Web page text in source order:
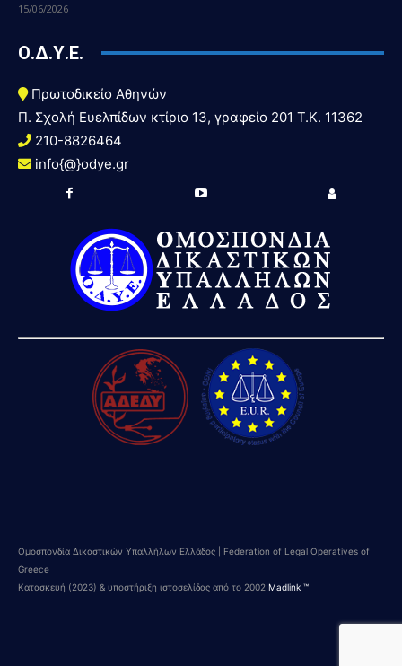
15/06/2026
Ο.Δ.Υ.Ε.
Πρωτοδικείο Αθηνών
Π. Σχολή Ευελπίδων κτίριο 13, γραφείο 201 T.K. 11362
210-8826464
info{@}odye.gr
Ομοσπονδία Δικαστικών Υπαλλήλων Ελλάδος | Federation of Legal Operatives of
Greece
Κατασκευή (2023) & υποστήριξη ιστοσελίδας από το 2002 Madlink ™